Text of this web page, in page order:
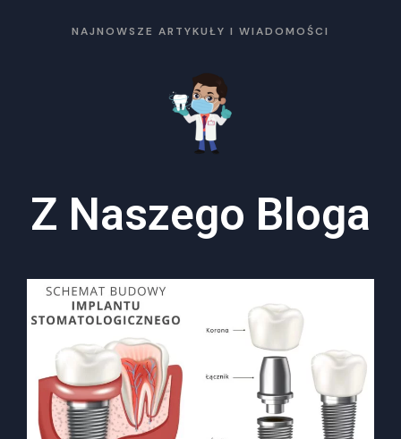
NAJNOWSZE ARTYKUŁY I WIADOMOŚCI
Z Naszego Bloga